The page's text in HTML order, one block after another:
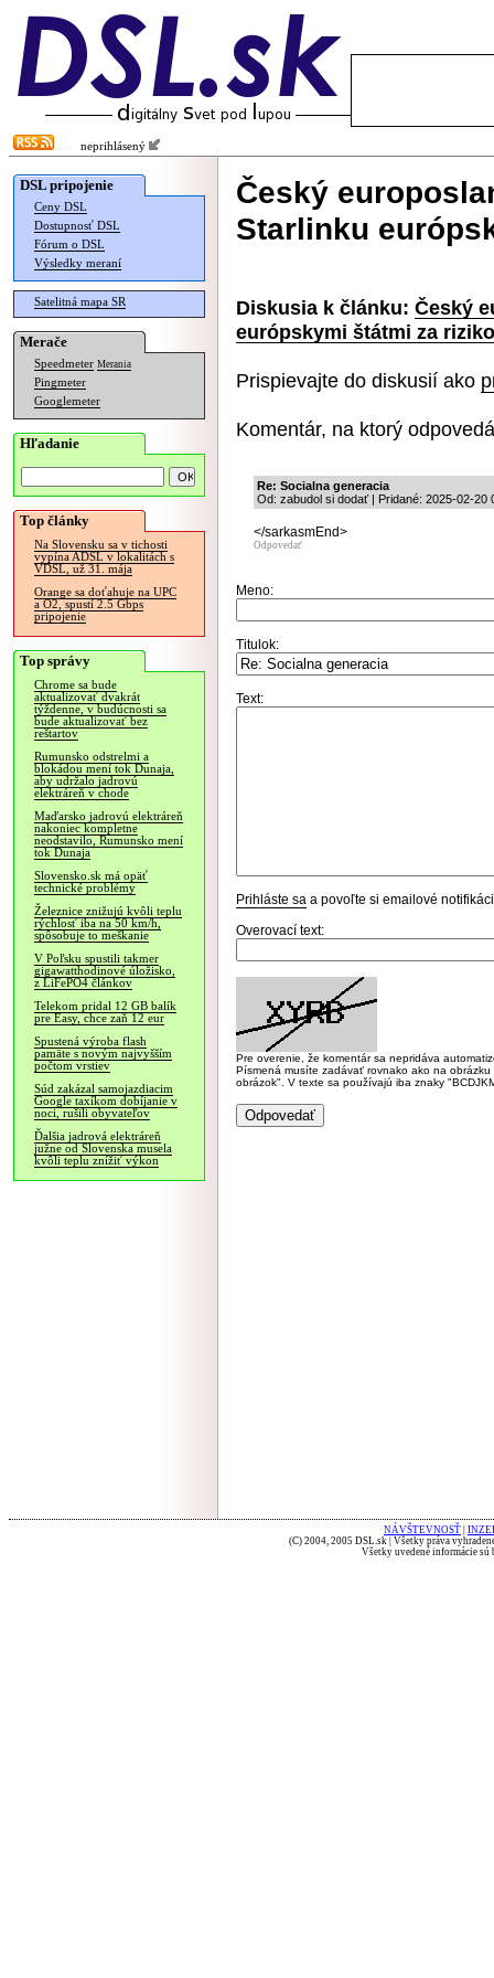
neprihlásený
DSL pripojenie
Ceny DSL
Dostupnosť DSL
Fórum o DSL
Výsledky meraní
Satelitná mapa SR
Merače
Speedmeter Merania
Pingmeter
Googlemeter
Hľadanie
Top články
Na Slovensku sa v tichosti
vypína ADSL v lokalitách s
VDSL, už 31. mája
Orange sa doťahuje na UPC
a O2, spustí 2.5 Gbps
pripojenie
Top správy
Chrome sa bude
aktualizovať dvakrát
týždenne, v budúcnosti sa
bude aktualizovať bez
reštartov
Rumunsko odstrelmi a
blokádou mení tok Dunaja,
aby udržalo jadrovú
elektráreň v chode
Maďarsko jadrovú elektráreň
nakoniec kompletne
neodstavilo, Rumunsko mení
tok Dunaja
Slovensko.sk má opäť
technické problémy
Železnice znižujú kvôli teplu
rýchlosť iba na 50 km/h,
spôsobuje to meškanie
V Poľsku spustili takmer
gigawatthodinové úložisko,
z LiFePO4 článkov
Telekom pridal 12 GB balík
pre Easy, chce zaň 12 eur
Spustená výroba flash
pamäte s novým najvyšším
počtom vrstiev
Súd zakázal samojazdiacim
Google taxíkom dobíjanie v
noci, rušili obyvateľov
Ďalšia jadrová elektráreň
južne od Slovenska musela
kvôli teplu znížiť výkon
Český
Starlinku
Diskusia k článku: Český
európskymi štátmi za riziko
Prispievajte do diskusií ako
Komentár, na ktorý
Re: Socialna generacia
Od: zabudol si dodať | Pridané: 2025-02-20
</sarkasmEnd>
Odpovedať
Meno:
Titulok:
Text:
Prihláste sa a povoľte si emailové
Overovací text:
Pre overenie, že komentár sa nepridáva
Písmená musíte zadávať rovnako ako na
obrázok". V texte sa používajú iba znaky
NÁVŠTEVNOSŤ
(C) 2004, 2005 DSL.sk | Všetky práva
Všetky uvedené informácie sú